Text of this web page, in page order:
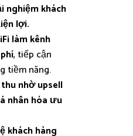
nghiệm khách
lợi.
làm kênh
, tiếp cận
tiềm năng.
nhờ upsell
nhân hóa ưu
khách hàng